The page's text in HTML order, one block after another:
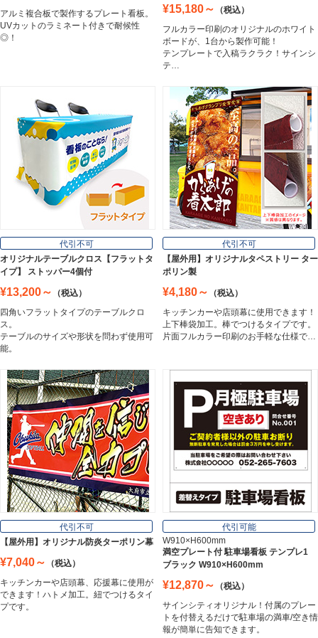
ホワイトボード
White Board
プレート看板
Plate Board
壁面看板
Wall Sign
フロアサイン／路面表示
Floor / Road Surface Sign
アルミ複合板
Aluminum Composite Board
スチレンボード
Styrene Board
板材
Board
フレーム／看板枠
Frame
アルミ複合板で製作するプレート看板。
UVカットのラミネート付きで耐候性
◎！
¥15,180～
（税込）
フルカラー印刷のオリジナルのホワイト
ボードが、1台から製作可能！
テンプレートで入稿ラクラク！サインシ
テ…
代引不可
オリジナルテーブルクロス【フラットタ
イプ】 ストッパー4個付
¥13,200～
（税込）
四角いフラットタイプのテーブルクロ
ス。
テーブルのサイズや形状を問わず使用可
能。
代引不可
【屋外用】オリジナルタペストリー ター
ポリン製
¥4,180～
（税込）
キッチンカーや店頭幕に使用できます！
上下棒袋加工。棒でつけるタイプです。
片面フルカラー印刷のお手軽な仕様で…
代引不可
【屋外用】オリジナル防炎ターポリン幕
¥7,040～
（税込）
キッチンカーや店頭幕、応援幕に使用が
できます！ハトメ加工。紐でつけるタイ
プです。
代引可能
W910×H600mm
満空プレート付 駐車場看板 テンプレ1
ブラック W910×H600mm
¥12,870～
（税込）
サインシティオリジナル！付属のプレー
トを付替えるだけで駐車場の満車/空き情
報が簡単に告知できます。